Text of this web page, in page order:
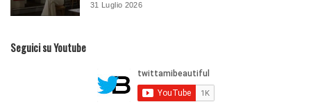
31 Luglio 2026
Seguici su Youtube